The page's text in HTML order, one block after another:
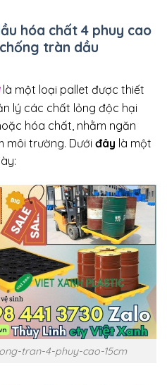
hóa chất 4 phuy cao
tràn dầu
là một loại pallet được thiết
lý các chất lỏng độc hại
hóa chất, nhằm ngăn
môi trường. Dưới đây là một
tran-4-phuy-cao-15cm